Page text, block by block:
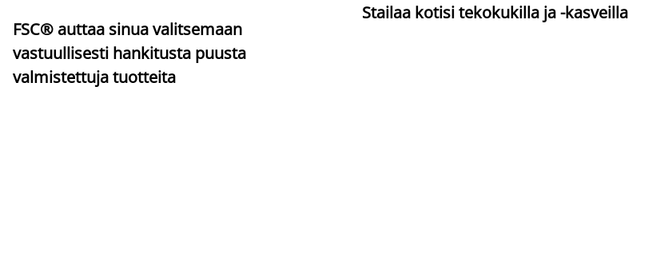
FSC® auttaa sinua valitsemaan
vastuullisesti hankitusta puusta
valmistettuja tuotteita
Stailaa kotisi tekokukilla ja -kasveilla